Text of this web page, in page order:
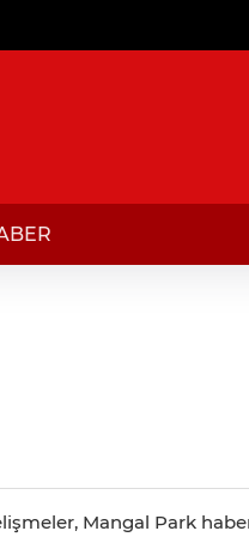
Mangal Park